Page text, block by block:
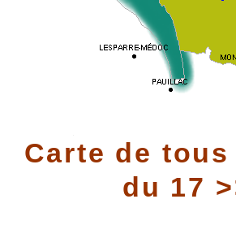
Carte de
du 17